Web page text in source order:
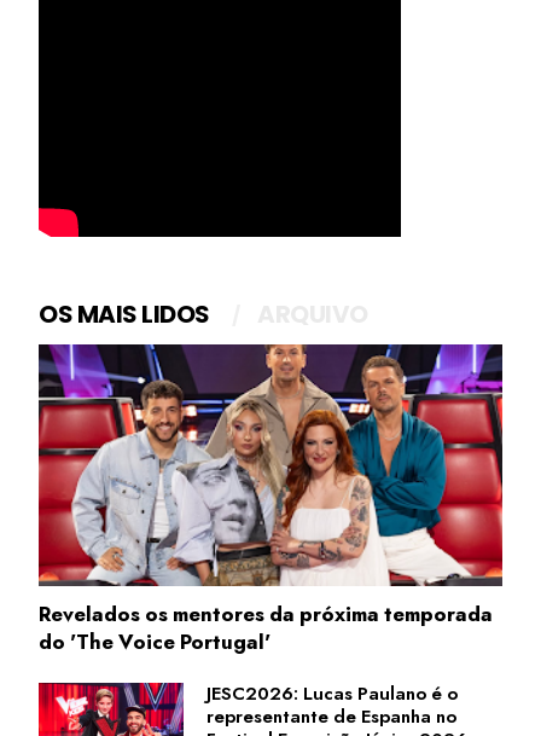
OS MAIS LIDOS
Revelados os mentores da próxima temporada
do 'The Voice Portugal'
JESC2026: Lucas Paulano é o
representante de Espanha no